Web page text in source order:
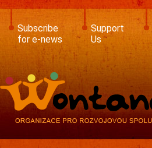
Skip
main
content
Subscribe
for e-news
Support
Us